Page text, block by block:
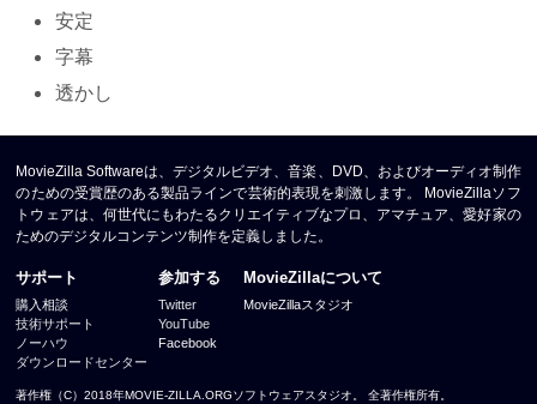
安定
字幕
透かし
MovieZilla Softwareは、デジタルビデオ、音楽、DVD、およびオーディオ制作
のための受賞歴のある製品ラインで芸術的表現を刺激します。 MovieZillaソフ
トウェアは、何世代にもわたるクリエイティブなプロ、アマチュア、愛好家の
ためのデジタルコンテンツ制作を定義しました。
サポート
購入相談
技術サポート
ノーハウ
ダウンロードセンター
参加する
Twitter
YouTube
Facebook
MovieZillaについて
MovieZillaスタジオ
著作権（C）2018年MOVIE-ZILLA.ORGソフトウェアスタジオ。 全著作権所有。